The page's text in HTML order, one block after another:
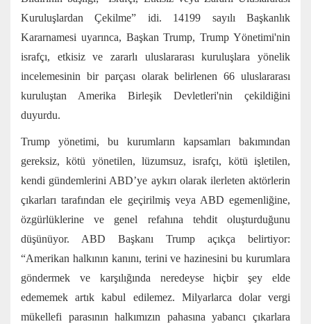
Kuruluşlardan Çekilme” idi. 14199 sayılı Başkanlık
Kararnamesi uyarınca, Başkan Trump, Trump Yönetimi'nin
israfçı, etkisiz ve zararlı uluslararası kuruluşlara yönelik
incelemesinin bir parçası olarak belirlenen 66 uluslararası
kuruluştan Amerika Birleşik Devletleri'nin çekildiğini
duyurdu.
Trump yönetimi, bu kurumların kapsamları bakımından
gereksiz, kötü yönetilen, lüzumsuz, israfçı, kötü işletilen,
kendi gündemlerini ABD’ye aykırı olarak ilerleten aktörlerin
çıkarları tarafından ele geçirilmiş veya ABD egemenliğine,
özgürlüklerine ve genel refahına tehdit oluşturduğunu
düşünüyor. ABD Başkanı Trump açıkça belirtiyor:
“Amerikan halkının kanını, terini ve hazinesini bu kurumlara
göndermek ve karşılığında neredeyse hiçbir şey elde
edememek artık kabul edilemez. Milyarlarca dolar vergi
mükellefi parasının halkımızın pahasına yabancı çıkarlara